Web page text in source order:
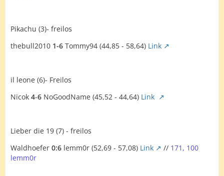
Pikachu (3)- freilos
thebull2010 1-6 Tommy94 (44,85 - 58,64) Link
il leone (6)- Freilos
Nicok 4-6 NoGoodName (45,52 - 44,64) Link
Lieber die 19 (7) - freilos
Waldhoefer 0:6 lemm0r (52,69 - 57,08) Link // 171, 100
lemm0r